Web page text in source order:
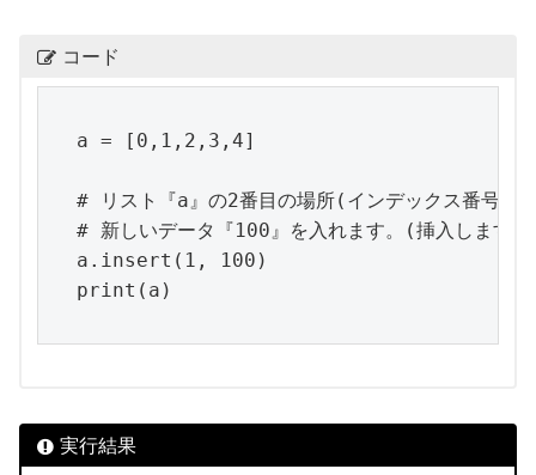
コード
a = [0,1,2,3,4]
# リスト『a』の2番目の場所(インデックス番号「
# 新しいデータ『100』を入れます。(挿入します)
a.insert(1, 100)
print(a)
実行結果